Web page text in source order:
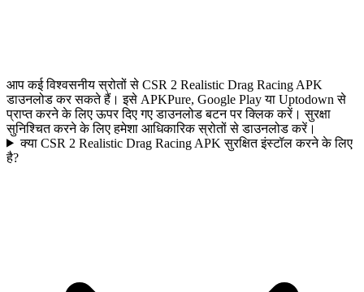
आप कई विश्वसनीय स्रोतों से CSR 2 Realistic Drag Racing APK
डाउनलोड कर सकते हैं। इसे APKPure, Google Play या Uptodown से
प्राप्त करने के लिए ऊपर दिए गए डाउनलोड बटन पर क्लिक करें। सुरक्षा
सुनिश्चित करने के लिए हमेशा आधिकारिक स्रोतों से डाउनलोड करें।
क्या CSR 2 Realistic Drag Racing APK सुरक्षित इंस्टॉल करने के लिए
है?